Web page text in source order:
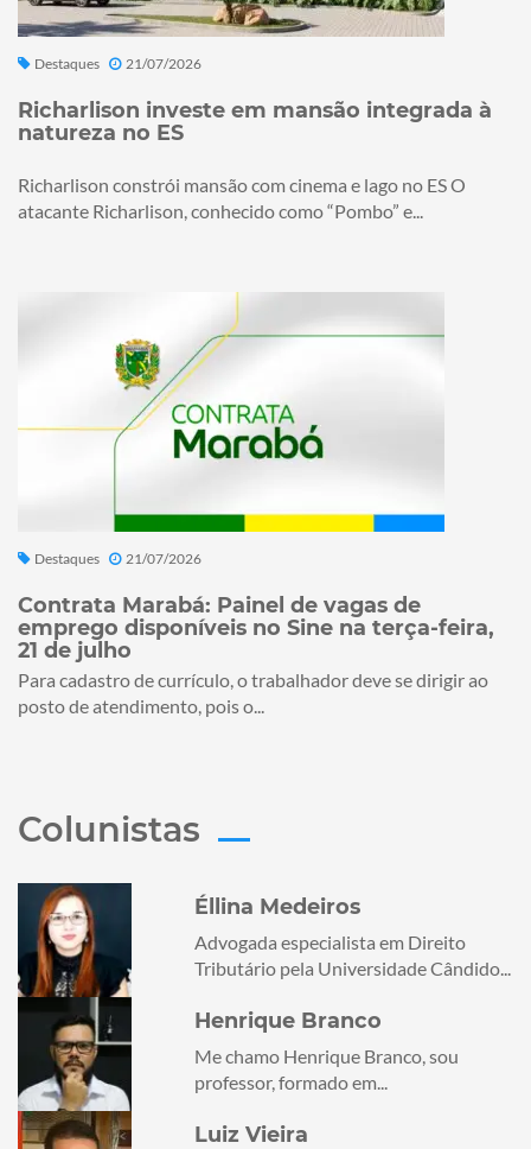
Destaques 21/07/2026
Richarlison investe em mansão integrada à
natureza no ES
Richarlison constrói mansão com cinema e lago no ES O
atacante Richarlison, conhecido como “Pombo” e...
Destaques 21/07/2026
Contrata Marabá: Painel de vagas de
emprego disponíveis no Sine na terça-feira,
21 de julho
Para cadastro de currículo, o trabalhador deve se dirigir ao
posto de atendimento, pois o...
Colunistas
Éllina Medeiros
Advogada especialista em Direito
Tributário pela Universidade Cândido...
Henrique Branco
Me chamo Henrique Branco, sou
professor, formado em...
Luiz Vieira